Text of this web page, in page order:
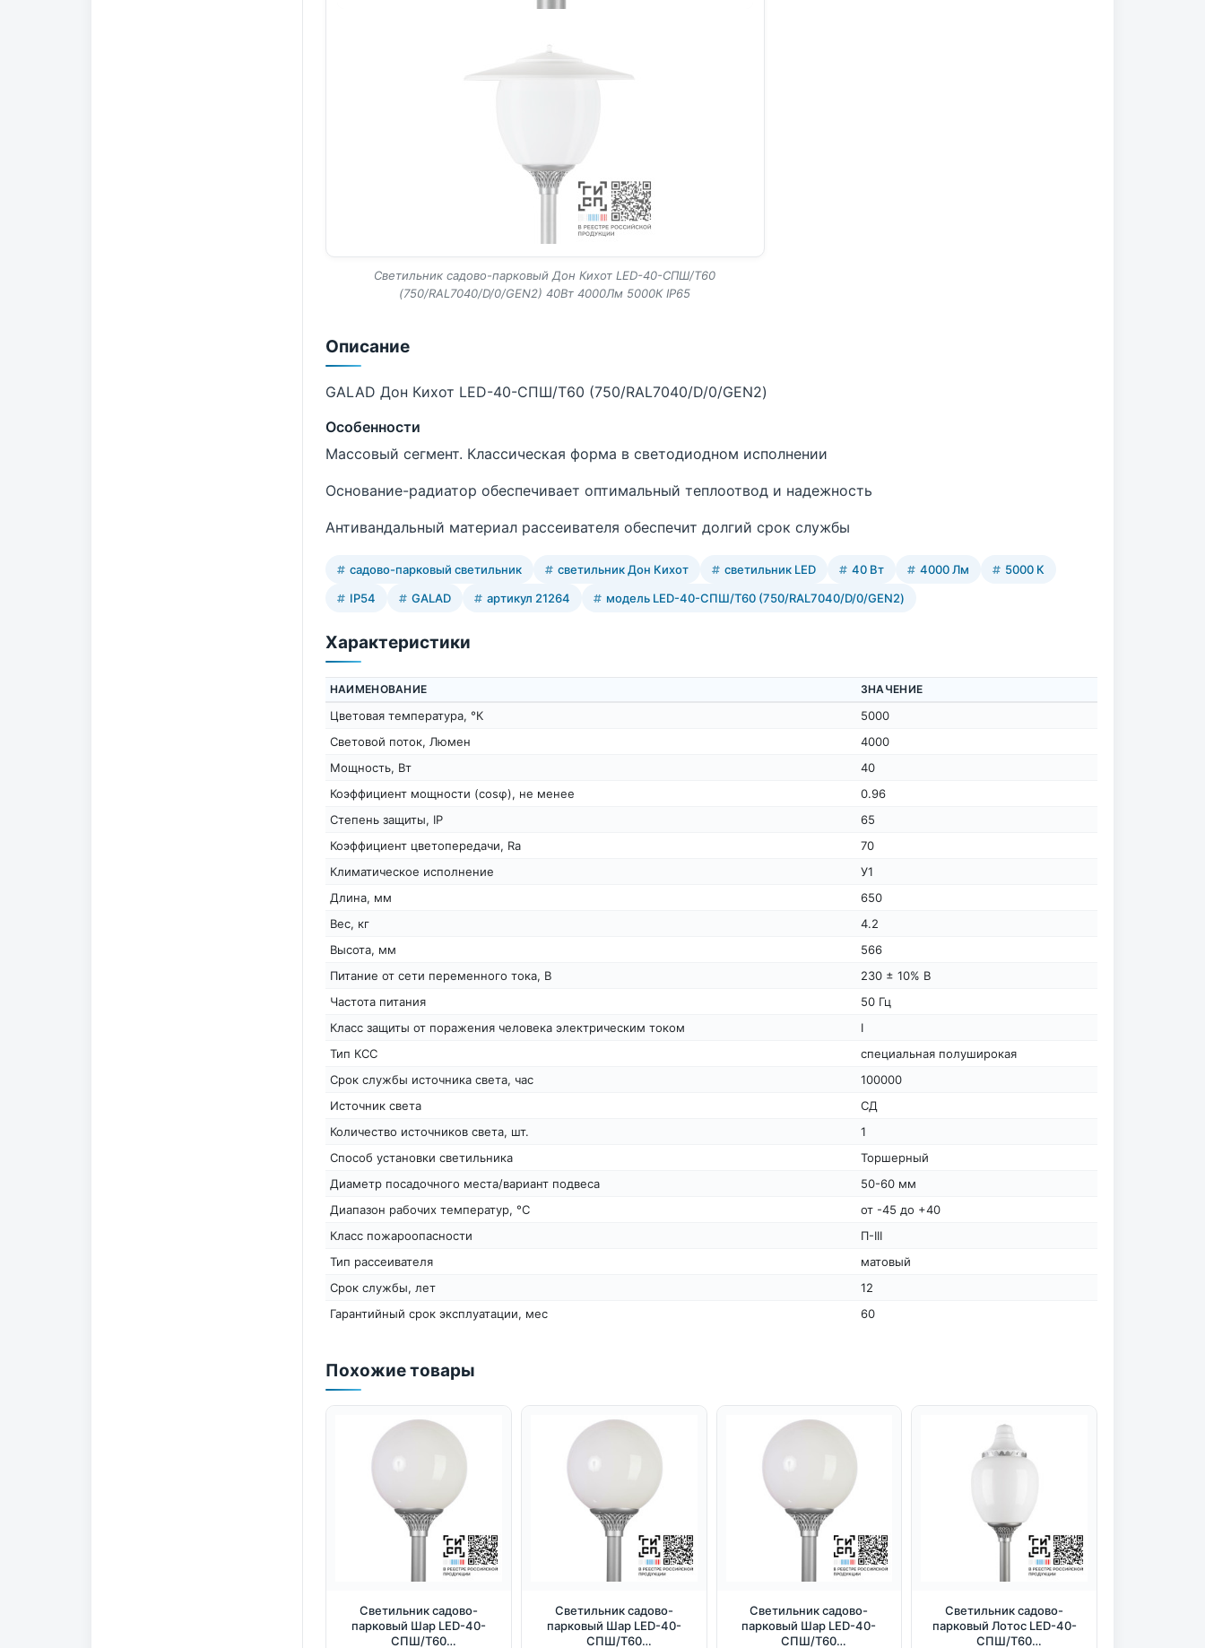
Светильник садово-парковый Дон Кихот LED-40-СПШ/Т60
(750/RAL7040/D/0/GEN2) 40Вт 4000Лм 5000К IP65
Описание
GALAD Дон Кихот LED-40-СПШ/Т60 (750/RAL7040/D/0/GEN2)
Особенности
Массовый сегмент. Классическая форма в светодиодном исполнении
Основание-радиатор обеспечивает оптимальный теплоотвод и надежность
Антивандальный материал рассеивателя обеспечит долгий срок службы
садово-парковый светильник светильник Дон Кихот светильник LED 40 Вт 4000 Лм
5000 К
IP54
GALAD артикул 21264 модель LED-40-СПШ/Т60 (750/RAL7040/D/0/GEN2)
Характеристики
НАИМЕНОВАНИЕ ЗНАЧЕНИЕ
Цветовая температура, °К
5000
Световой поток, Люмен
4000
Мощность, Вт
40
Коэффициент мощности (cosφ), не менее
0.96
Степень защиты, IP
65
Коэффициент цветопередачи, Ra
70
Климатическое исполнение
У1
Длина, мм
650
Вес, кг
4.2
Высота, мм
566
Питание от сети переменного тока, В
230 ± 10% В
Частота питания
50 Гц
Класс защиты от поражения человека электрическим током
I
Тип КСС
специальная полуширокая
Срок службы источника света, час
100000
Источник света
СД
Количество источников света, шт.
1
Способ установки светильника
Торшерный
Диаметр посадочного места/вариант подвеса
50-60 мм
Диапазон рабочих температур, °С
от -45 до +40
Класс пожароопасности
П-III
Тип рассеивателя
матовый
Срок службы, лет
12
Гарантийный срок эксплуатации, мес
60
Похожие товары
Светильник садово-
парковый Шар LED-40-
СПШ/Т60
Светильник садово-
парковый Шар LED-40-
СПШ/Т60
Светильник садово-
парковый Шар LED-40-
СПШ/Т60
Светильник садово-
парковый Лотос LED-40-
СПШ/Т60